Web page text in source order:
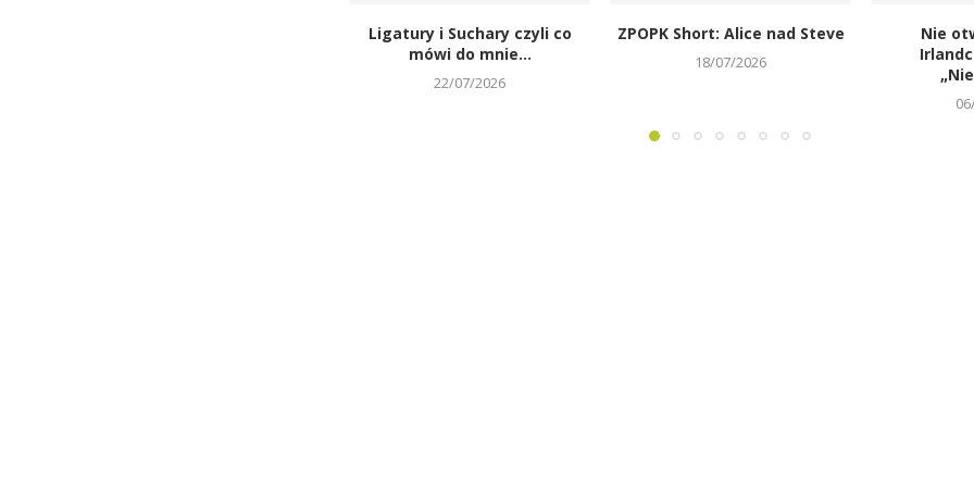
Ligatury i Suchary czyli co
mówi do mnie...
22/07/2026
ZPOPK Short: Alice nad Steve
18/07/2026
Nie